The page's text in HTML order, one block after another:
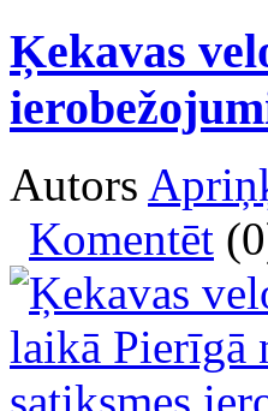
Ķekavas
Autors
Komentēt